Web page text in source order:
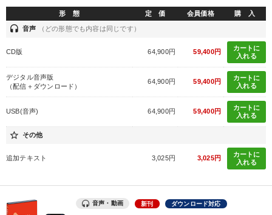
形 態 定 価 会員価格 購 入
headset 音声 （どの形態でも内容は同じです）
CD版 64,900円 59,400円
カートに
入れる
デジタル音声版
（配信＋ダウンロード）
64,900円 59,400円
カートに
入れる
USB(音声) 64,900円 59,400円
カートに
入れる
star_border その他
追加テキスト 3,025円 3,025円
カートに
入れる
音声・動画 新刊 ダウンロード対応